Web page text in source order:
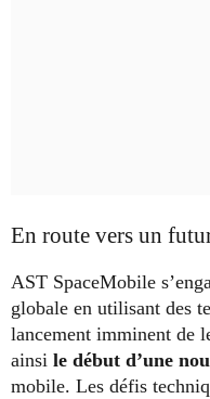
En route vers un
AST SpaceMobile
globale en utilisant des
lancement imminent de
ainsi le début d’une
mobile. Les défis